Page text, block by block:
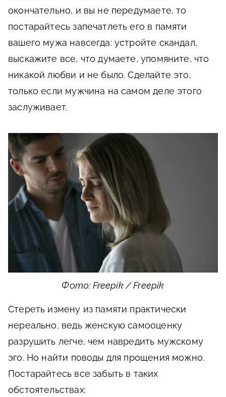
окончательно, и вы не передумаете, то
постарайтесь запечатлеть его в памяти
вашего мужа навсегда: устройте скандал,
выскажите все, что думаете, упомяните, что
никакой любви и не было. Сделайте это,
только если мужчина на самом деле этого
заслуживает.
Фото: Freepik / Freepik
Стереть измену из памяти практически
нереально, ведь женскую самооценку
разрушить легче, чем навредить мужскому
эго. Но найти поводы для прощения можно.
Постарайтесь все забыть в таких
обстоятельствах: